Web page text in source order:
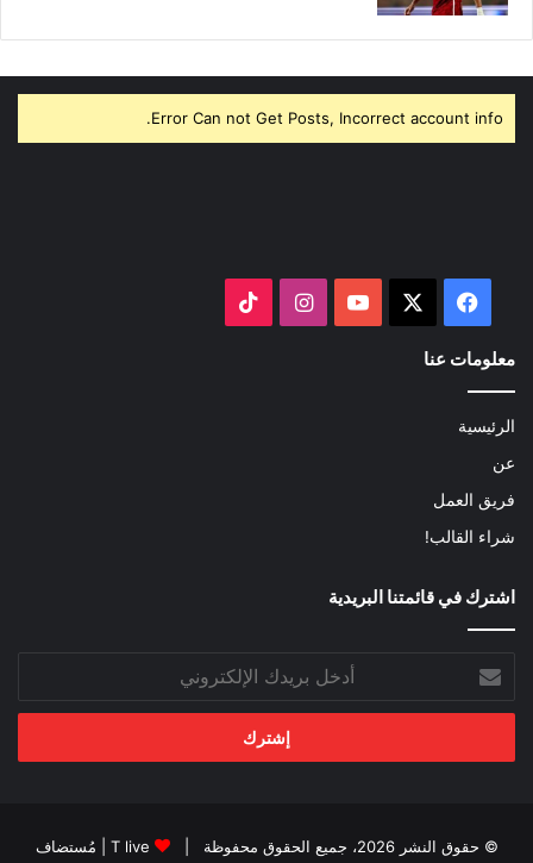
Error Can not Get Posts, Incorrect account info.
فيسبوك ‫YouTubeانستقرام
معلومات عنا
الرئيسية
عن
فريق العمل
شراء القالب!
اشترك في قائمتنا البريدية
بريدك
الإلكتروني
© حقوق النشر 2026، جميع الحقوق محفوظة | T live | مُستضاف